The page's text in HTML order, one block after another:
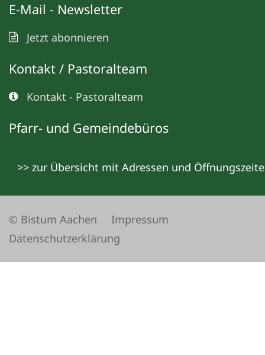
E-Mail - Newsletter
Jetzt abonnieren
Kontakt / Pastoralteam
Kontakt - Pastoralteam
Pfarr- und Gemeindebüros
>> zur Übersicht mit Adressen und
© Bistum Aachen
Impressum
Datenschutzerklärung